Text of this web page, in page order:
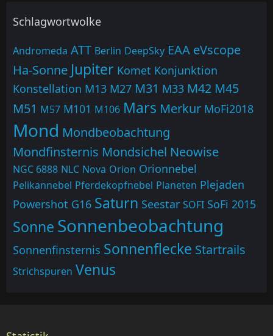
Schlagwortwolke
Andromeda ATT Berlin DeepSky EAA eVscope
Ha-Sonne Jupiter Komet Konjunktion
Konstellation M13 M27 M31 M33 M42 M45
M51 M57 M101 M106 Mars Merkur MoFi2018
Mond Mondbeobachtung
Mondfinsternis Mondsichel Neowise
NGC 6888 NLC Nova Orion Orionnebel
Pelikannebel Pferdekopfnebel Planeten Plejaden
Powershot G16 Saturn Seestar SOFI SoFi 2015
Sonne Sonnenbeobachtung
Sonnenfinsternis Sonnenflecke Startrails
Strichspuren Venus